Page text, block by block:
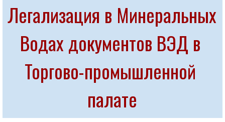
Легализация в Минеральных
Водах документов ВЭД в
Торгово-промышленной
палате